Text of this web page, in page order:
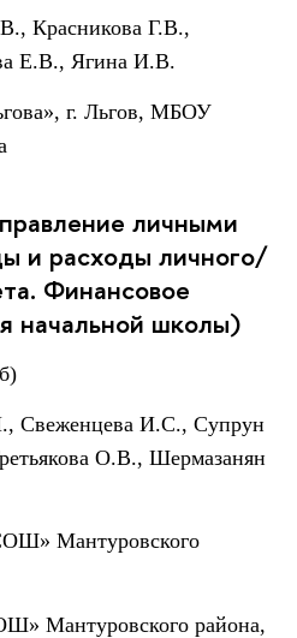
Красникова Г.В.,
Е.В., Ягина И.В.
г. Льгов, МБОУ
личными
и расходы личного/
Финансовое
начальной школы)
Свеженцева И.С., Супрун
О.В., Шермазанян
Мантуровского
Мантуровского района,